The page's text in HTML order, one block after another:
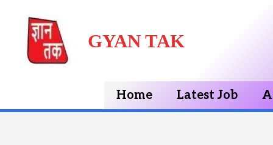
Skip
content
GYAN TAK
Home Latest Job